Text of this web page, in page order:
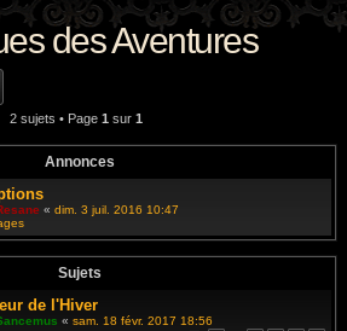
des Aventures
2 sujets • Page 1 sur 1
Annonces
« dim. 3 juil. 2016 10:47
Sujets
de l'Hiver
« sam. 18 févr. 2017 18:56